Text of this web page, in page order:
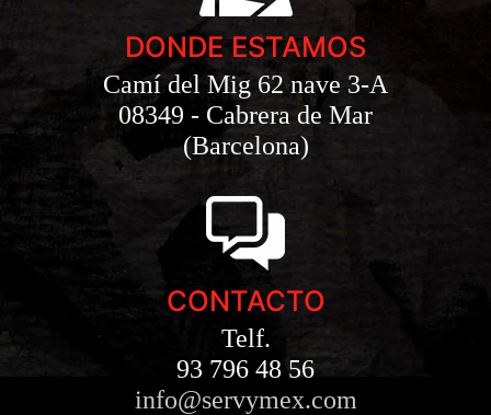
DONDE ESTAMOS
Camí del Mig 62 nave 3-A
08349 - Cabrera de Mar
(Barcelona)
CONTACTO
Telf.
93 796 48 56
info@servymex.com